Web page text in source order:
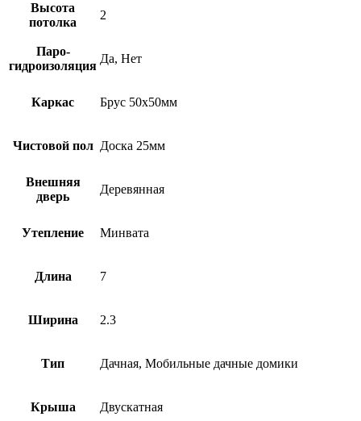
Высота
потолка
2
Паро-
гидроизоляция
Да, Нет
Каркас Брус 50х50мм
Чистовой пол Доска 25мм
Внешняя
дверь
Деревянная
Утепление Минвата
Длина 7
Ширина 2.3
Тип Дачная, Мобильные дачные домики
Крыша Двускатная